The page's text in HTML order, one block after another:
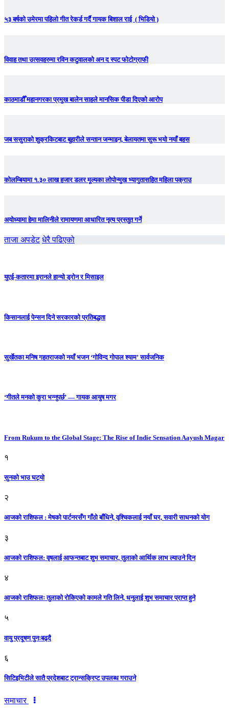
५३ बर्षको उमेरमा पहिलो गीत रेकर्ड गर्दै गायक बिशाल राई ( भिडियो )
विवाह तथा उत्सवहरुमा रविन कटुवालको अन द स्पट फोटोग्राफी
काठमाडौँ महानगरका प्रमुख बालेन साहले मानसिक पीडा दिएको आरोप
जब ससुराको शुक्रकिटबाट बुहारीले सन्तान जन्माइन, बेलायतमा सुरू भयो नयाँ बहस
कोलम्बियामा १.३० लाख हजार डलर मूल्यका लोपोन्मुख भ्यागुतासहित महिला पक्राउ
अयोध्यामा हेमा मालिनीले रामायणमा आधारित नृत्य प्रस्तुत गर्ने
ताजा अपडेट धेरै पढिएको
युएई-कतारमा इरानले हान्यो ड्रोन र मिसाइल
किसानलाई पेन्सन दिने सरकारको प्रतिबद्धता
सुर्खेतका मनिष गहतराजको नयाँ भजन ‘गोविन्द गोपाल श्याम’ सार्वजनिक
‘गीतले मनको कुरा भन्नुपर्छ’ — गायक आयुष मगर
From Rukum to the Global Stage: The Rise of Indie Sensation Aayush Magar
१
सुनको भाउ घट्याे
२
आजको राशिफल : मेषको पार्टनरसँग गाँठो बाँधिने, वृश्चिकलाई नयाँ घर, सवारी साधनकाे याेग
३
आजकाे राशिफल: वृषलाई आफन्तबाट शुभ समाचार, तुलाकाे आर्थिक लाभ ल्याउने दिन
४
आजको राशिफलः तुलाकाे रोकिएको कामले गति लिने, धनुलाई शुभ समाचार प्राप्त हुने
५
वायु प्रदूषण पुनःबढ्दै
६
सिटिइभिटीले सातै प्रदेशबाट ट्रान्सक्रिप्ट उपलब्ध गराउने
समाचार